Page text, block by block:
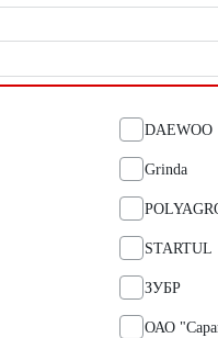
DAEWOO
Grinda
STARTUL
ЗУБР
ОАО